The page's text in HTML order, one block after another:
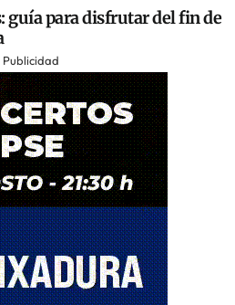
guía para disfrutar del fin de
Publicidad